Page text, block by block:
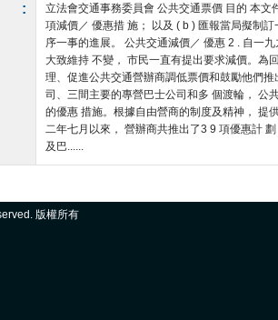
:
立法會交通事務委員會 公共交通票價 目的 本
項減價／ 優惠措 施； 以及 ( b ) 匯報當局擬制
序一事的進展。 公共交通減價／ 優惠 2 . 自一
大致維持 不變， 市民一直有提出要求減價。為
理、促進公共交通營辦商調低票價和鼓勵他們
司、三間主要的專營巴士公司和多 個渡輪， 公
的優惠 措施。根據自由營商的制度及精神， 提
二年七月以來， 營辦商共推出了3 9 項優惠計
及巴......
版權所有